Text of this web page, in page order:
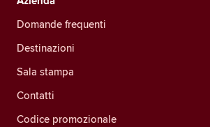
Domande frequenti
Destinazioni
Sala stampa
Contatti
Codice promozionale